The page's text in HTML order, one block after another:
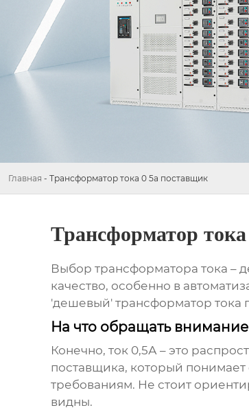
Главная - Трансформатор тока 0 5а поставщик
Трансформатор
Выбор трансформатора тока –
качество, особенно в
'дешевый' трансформатор тока
На что обращать
Конечно, ток 0,5А – это
поставщика, который понимает
требованиям. Не стоит
видны.